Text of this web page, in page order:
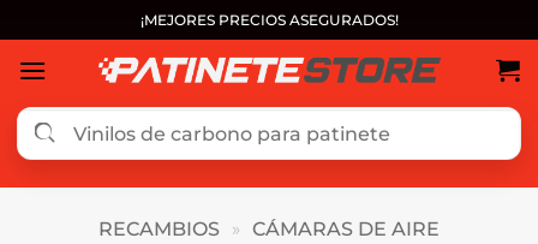
al
contenido
¡MEJORES PRECIOS ASEGURADOS!
RECAMBIOS » CÁMARAS DE AIRE